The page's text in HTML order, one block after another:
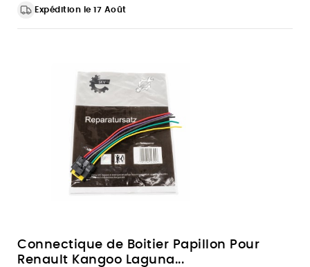
Expédition le 17 Août
Connectique de Boitier Papillon Pour
Renault Kangoo Laguna...